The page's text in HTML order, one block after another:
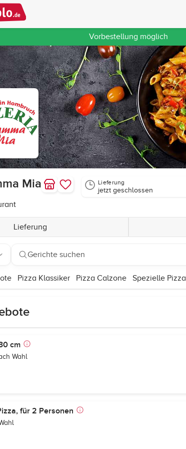
Vorbestellung möglich
Mia Lieferung
jetzt geschlossen
Lieferung
Gerichte suchen
Pizza Klassiker Pizza Calzone Spezielle Pizza
cm
Wahl
für 2 Personen